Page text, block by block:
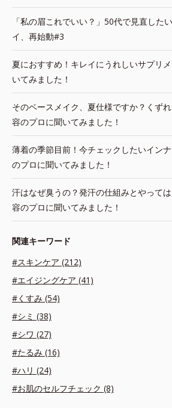
「私の眉これでいい？」50代で見直した
イ、再始動#3
夏におすすめ！キレイにうれしいサプリ
いてみました！
そのベースメイク、夏仕様ですか？くず
容のプロに聞いてみました！
薄着の季節目前！今チェックしたいイン
のプロに聞いてみました！
汗はなぜ臭うの？発汗の仕組みとやって
容のプロに聞いてみました！
関連キーワード
#スキンケア (212)
#エイジングケア (41)
#くすみ (54)
#シミ (38)
#シワ (27)
#たるみ (16)
#ハリ (24)
#お肌のセルフチェック (8)